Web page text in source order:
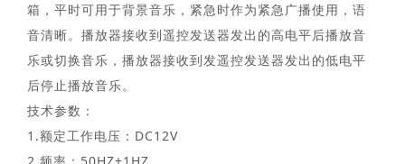
箱，平时可用于背景音乐，紧急时作为紧急广播使用，语
音清晰。播放器接收到遥控发送器发出的高电平后播放音
乐或切换音乐，播放器接收到发遥控发送器发出的低电平
后停止播放音乐。
技术参数：
1.额定工作电压：DC12V